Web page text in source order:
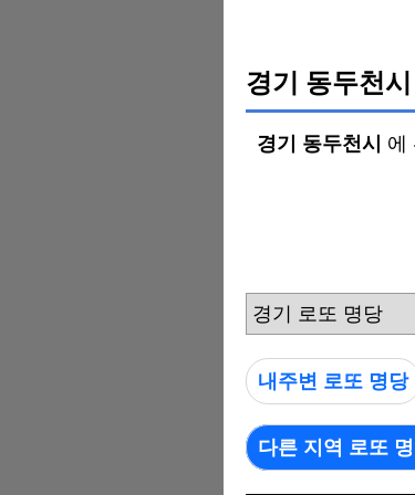
경기 동두천
경기 동두천시 에
경기 로또 명당
내주변 로또 명당
다른 지역 로또 명